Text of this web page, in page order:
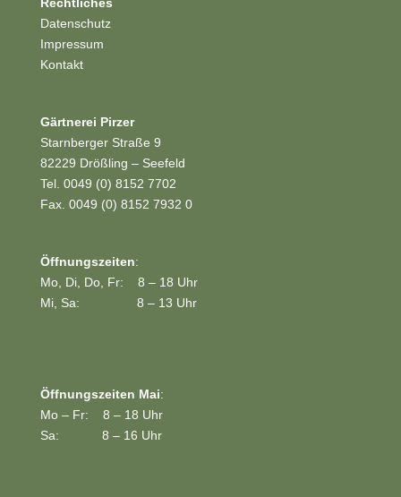
Datenschutz
Impressum
Kontakt
Gärtnerei Pirzer
Starnberger Straße 9
82229 Drößling – Seefeld
Tel. 0049 (0) 8152 7702
Fax. 0049 (0) 8152 7932 0
Öffnungszeiten:
Mo, Di, Do, Fr: 8 – 18 Uhr
Mi, Sa: 8 – 13 Uhr
Öffnungszeiten Mai:
Mo – Fr: 8 – 18 Uhr
Sa: 8 – 16 Uhr